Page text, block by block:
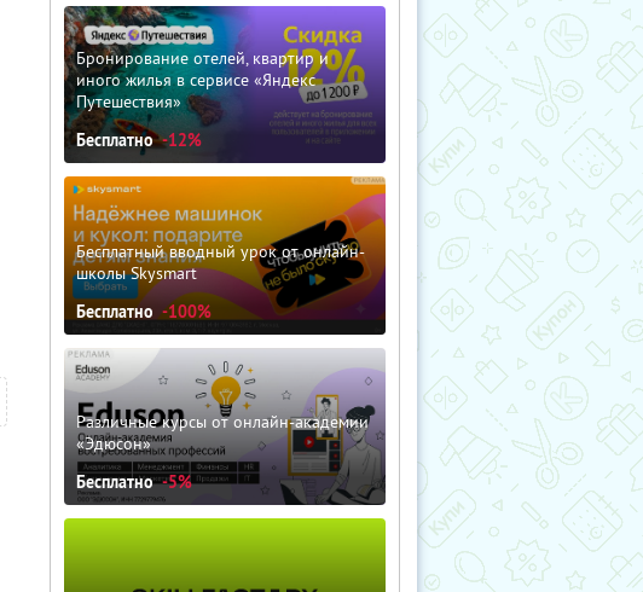
Бронирование отелей, квартир и
иного жилья в сервисе «Яндекс
Путешествия»
Бесплатно -12%
Бесплатный вводный урок от онлайн-
школы Skysmart
Бесплатно -100%
Различные курсы от онлайн-академии
«Эдюсон»
Бесплатно -5%